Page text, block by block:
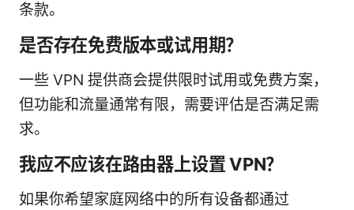
条款。
是否存在免费版本或试用期？
一些 VPN 提供商会提供限时试用或免费方案，
但功能和流量通常有限，需要评估是否满足需
求。
我应不应该在路由器上设置 VPN？
如果你希望家庭网络中的所有设备都通过